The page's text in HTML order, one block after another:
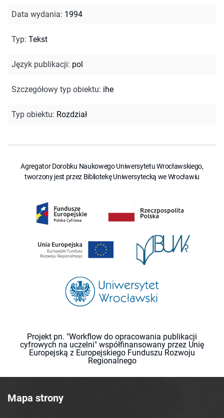
Data wydania: 1994
Typ: Tekst
Język publikacji: pol
Szczegółowy typ obiektu: ihe
Typ obiektu: Rozdział
Agregator Dorobku Naukowego Uniwersytetu Wrocławskiego,
tworzony jest przez Bibliotekę Uniwersytecką we Wrocławiu
Projekt pn. "Workflow do opracowania publikacji
cyfrowych na uczelni" współfinansowany przez Unię
Europejską z Europejskiego Funduszu Rozwoju
Regionalnego
Mapa strony